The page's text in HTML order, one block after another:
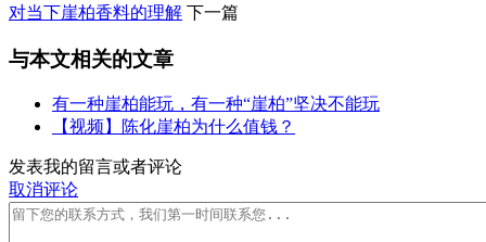
对当下崖柏香料的理解 下一篇
与本文相关的文章
有一种崖柏能玩，有一种“崖柏”坚决不能玩
【视频】陈化崖柏为什么值钱？
发表我的留言或者评论
取消评论